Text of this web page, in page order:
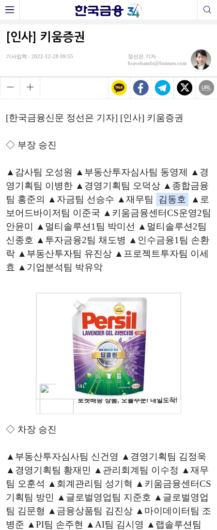
[인사] 키움증권
기사입력 : 2022-12-28 09:55
정선은 기자
bravebambi@fntimes.com
[한국금융신문 정선은 기자] [인사] 키움증권
◇ 부장 승진
▲감사팀 오성원 ▲부동산투자심사팀 동영제 ▲경
영기획팀 이병한 ▲경영기획팀 오덕상 ▲종합금융
팀 홍준의 ▲자금팀 선승수 ▲재무팀
김동호
▲로
보어드바이저팀 이준국 ▲키움금융센터CS운영2팀
안윤미 ▲멀티솔루션1팀 박미선 ▲멀티솔루션2팀
신종호 ▲투자금융2팀 채도병 ▲인수금융1팀 손환
락 ▲부동산투자팀 유진상 ▲프로젝트투자팀 이세
효 ▲기업분석팀 박유악
◇ 차장 승진
▲부동산투자심사팀 신건영 ▲경영기획팀 김정욱
▲경영기획팀 황재민 ▲관리회계팀 이수정 ▲재무
팀 오훈석 ▲회계관리팀 성기혁 ▲키움금융센터CS
기획팀 방민 ▲글로벌영업팀 지준호 ▲글로벌영업
팀 김문형 ▲금융상품팀 김진상 ▲마이데이터팀 조
병준 ▲PI팀 손주현 ▲AI팀 김시영 ▲랩솔루션팀